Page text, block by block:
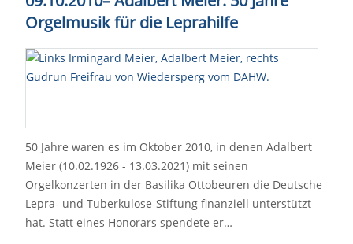
Orgelmusik für die Leprahilfe
50 Jahre waren es im Oktober 2010, in denen Adalbert
Meier (10.02.1926 - 13.03.2021) mit seinen
Orgelkonzerten in der Basilika Ottobeuren die Deutsche
Lepra- und Tuberkulose-Stiftung finanziell unterstützt
hat. Statt eines Honorars spendete er…